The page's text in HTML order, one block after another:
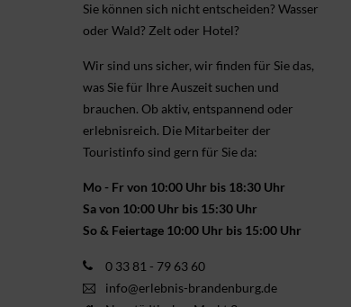
Sie können sich nicht ent­scheiden? Wasser
oder Wald? Zelt oder Hotel?
Wir sind uns sicher, wir finden für Sie das,
was Sie für Ihre Aus­zeit suchen und
brauchen. Ob aktiv, ent­spannend oder
erlebnis­reich. Die Mitarbeiter der
Touristinfo sind gern für Sie da:
Mo - Fr von 10:00 Uhr bis 18:30 Uhr
Sa von 10:00 Uhr bis 15:30 Uhr
So & Feiertage 10:00 Uhr bis 15:00 Uhr
0 33 81 - 79 63 60
info@erlebnis-brandenburg.de